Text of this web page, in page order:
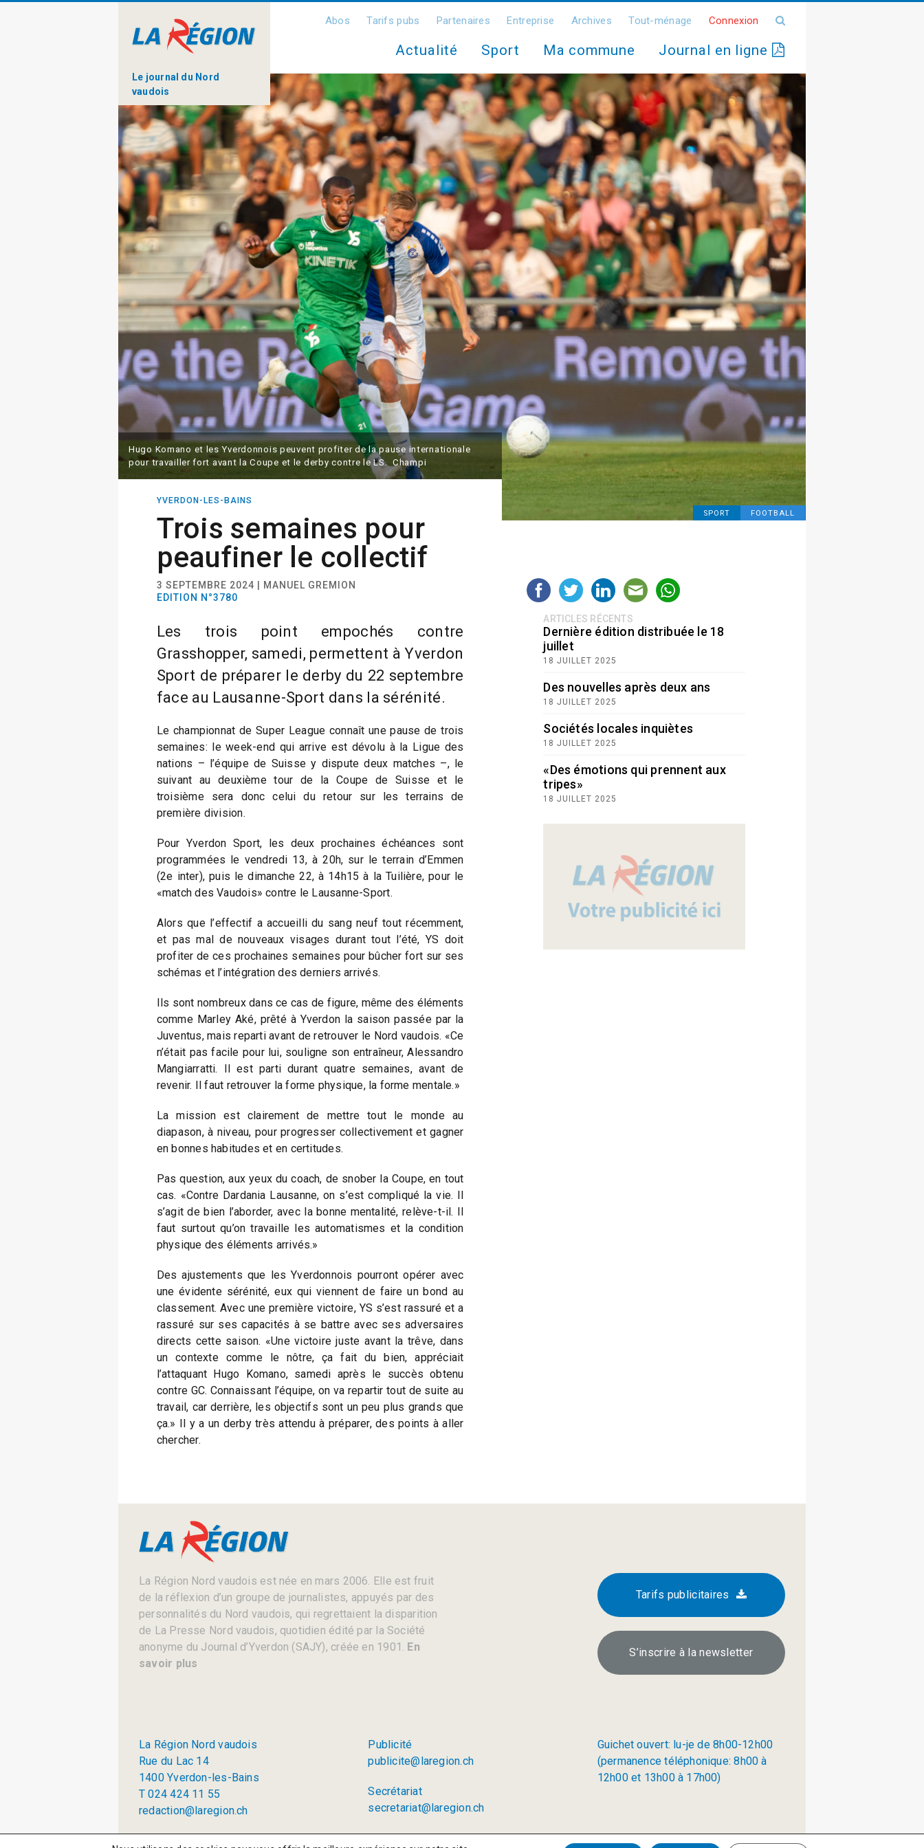
Le journal du Nord
vaudois
Abos Tarifs pubs Partenaires Entreprise Archives Tout-ménage Connexion
Actualité Sport Ma commune Journal en ligne
SPORT FOOTBALL
Hugo Komano et les Yverdonnois peuvent profiter de la pause internationale
pour travailler fort avant la Coupe et le derby contre le LS. Champi
YVERDON-LES-BAINS
Trois semaines pour
peaufiner le collectif
3 SEPTEMBRE 2024 | MANUEL GREMION
EDITION N°3780
Les trois point empochés contre
Grasshopper, samedi, permettent à Yverdon
Sport de préparer le derby du 22 septembre
face au Lausanne-Sport dans la sérénité.
Le championnat de Super League connaît une pause de trois
semaines: le week-end qui arrive est dévolu à la Ligue des
nations – l’équipe de Suisse y dispute deux matches –, le
suivant au deuxième tour de la Coupe de Suisse et le
troisième sera donc celui du retour sur les terrains de
première division.
Pour Yverdon Sport, les deux prochaines échéances sont
programmées le vendredi 13, à 20h, sur le terrain d’Emmen
(2e inter), puis le dimanche 22, à 14h15 à la Tuilière, pour le
«match des Vaudois» contre le Lausanne-Sport.
Alors que l’effectif a accueilli du sang neuf tout récemment,
et pas mal de nouveaux visages durant tout l’été, YS doit
profiter de ces prochaines semaines pour bûcher fort sur ses
schémas et l’intégration des derniers arrivés.
Ils sont nombreux dans ce cas de figure, même des éléments
comme Marley Aké, prêté à Yverdon la saison passée par la
Juventus, mais reparti avant de retrouver le Nord vaudois. «Ce
n’était pas facile pour lui, souligne son entraîneur, Alessandro
Mangiarratti. Il est parti durant quatre semaines, avant de
revenir. Il faut retrouver la forme physique, la forme mentale.»
La mission est clairement de mettre tout le monde au
diapason, à niveau, pour progresser collectivement et gagner
en bonnes habitudes et en certitudes.
Pas question, aux yeux du coach, de snober la Coupe, en tout
cas. «Contre Dardania Lausanne, on s’est compliqué la vie. Il
s’agit de bien l’aborder, avec la bonne mentalité, relève-t-il. Il
faut surtout qu’on travaille les automatismes et la condition
physique des éléments arrivés.»
Des ajustements que les Yverdonnois pourront opérer avec
une évidente sérénité, eux qui viennent de faire un bond au
classement. Avec une première victoire, YS s’est rassuré et a
rassuré sur ses capacités à se battre avec ses adversaires
directs cette saison. «Une victoire juste avant la trêve, dans
un contexte comme le nôtre, ça fait du bien, appréciait
l’attaquant Hugo Komano, samedi après le succès obtenu
contre GC. Connaissant l’équipe, on va repartir tout de suite au
travail, car derrière, les objectifs sont un peu plus grands que
ça.» Il y a un derby très attendu à préparer, des points à aller
chercher.
ARTICLES RÉCENTS
Dernière édition distribuée le 18
juillet
18 JUILLET 2025
Des nouvelles après deux ans
18 JUILLET 2025
Sociétés locales inquiètes
18 JUILLET 2025
«Des émotions qui prennent aux
tripes»
18 JUILLET 2025
La Région Nord vaudois est née en mars 2006. Elle est fruit
de la réflexion d’un groupe de journalistes, appuyés par des
personnalités du Nord vaudois, qui regrettaient la disparition
de La Presse Nord vaudois, quotidien édité par la Société
anonyme du Journal d’Yverdon (SAJY), créée en 1901. En
savoir plus
Tarifs publicitaires
S’inscrire à la newsletter
La Région Nord vaudois
Rue du Lac 14
1400 Yverdon-les-Bains
T 024 424 11 55
redaction@laregion.ch
Publicité
publicite@laregion.ch
Secrétariat
secretariat@laregion.ch
Guichet ouvert: lu-je de 8h00-12h00
(permanence téléphonique: 8h00 à
12h00 et 13h00 à 17h00)
Politique de confidentialité